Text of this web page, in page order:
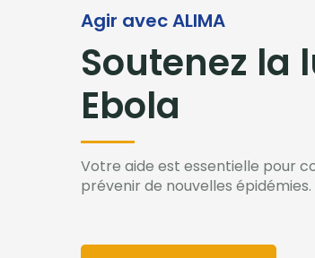
Agir avec ALIMA
Soutenez la
Ebola
Votre aide est essentielle pour
prévenir de nouvelles épidémies.